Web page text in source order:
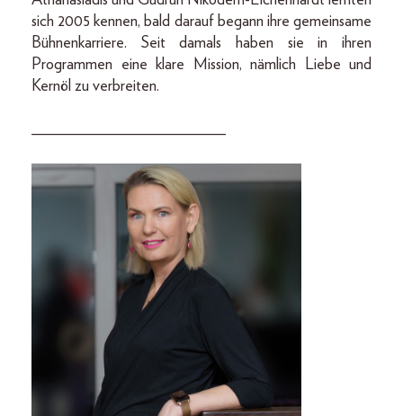
sich 2005 kennen, bald darauf begann ihre gemeinsame
Bühnenkarriere. Seit damals haben sie in ihren
Programmen eine klare Mission, nämlich Liebe und
Kernöl zu verbreiten.
________________________